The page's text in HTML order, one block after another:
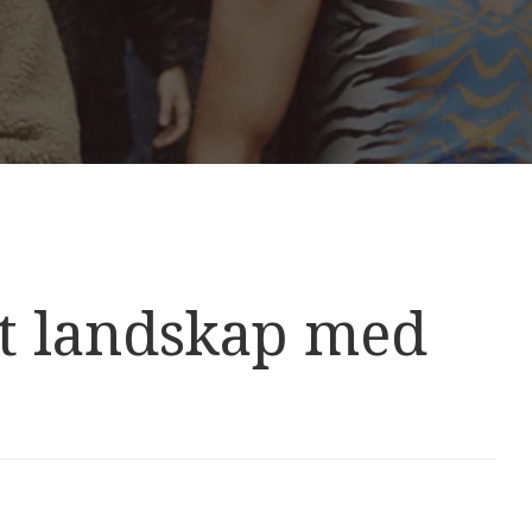
landskap med